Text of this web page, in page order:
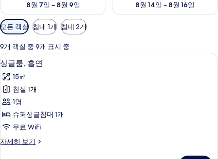
8월 7일 ~ 8월 9일
8월 14일 ~ 8월 16일
객
실
에
사
용
가
능
한
터
모든 객실 침대 1개 침대 2개
9개 객실 중 9개 표시 중
싱
글
룸,
흡
연
사
모
1
싱글룸, 흡연
15㎡
침실 1개
1명
슈퍼싱글침대 1개
무료 WiFi
자세히 보기
싱